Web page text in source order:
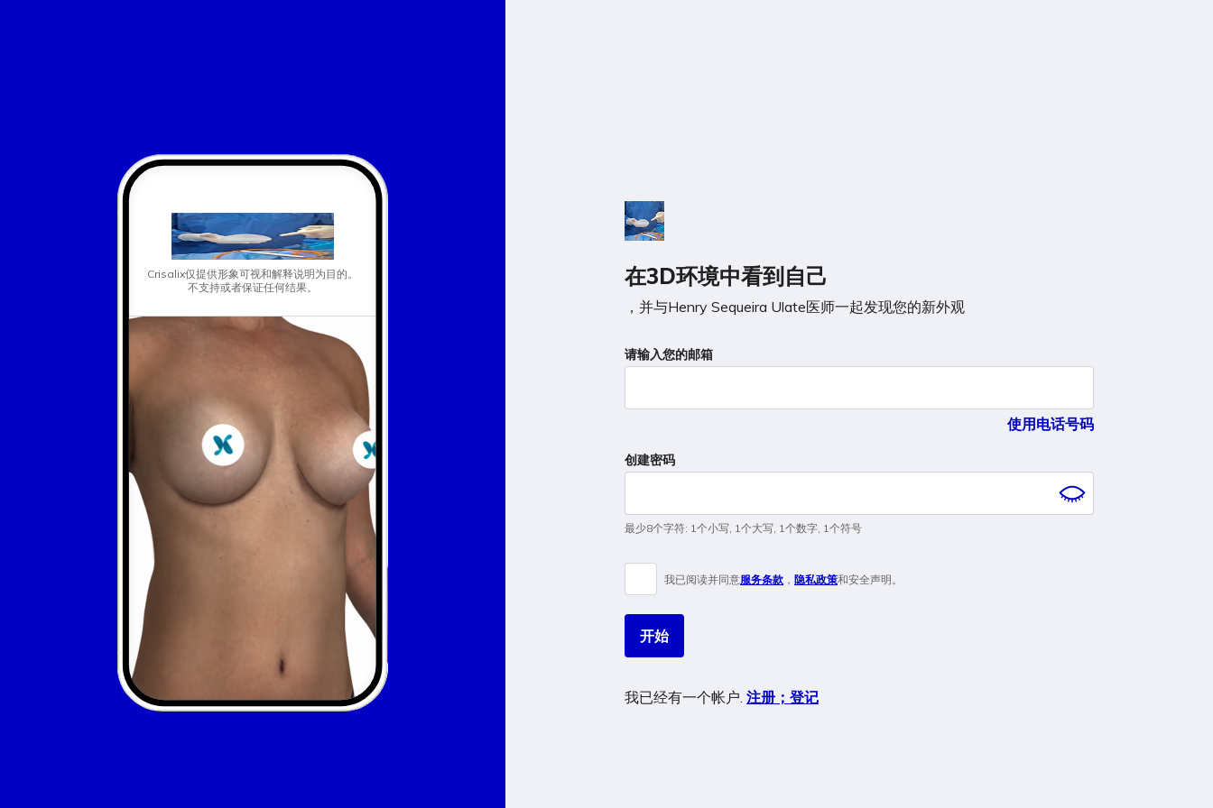
Crisalix仅提供形象可视和解释说明为目的。
不支持或者保证任何结果。
在3D环境中看到自己
，并与Henry Sequeira Ulate医师一起发现您的新外观
If
a
ignore
this
请输入您的邮箱
使用电话号码
创建密码
最少8个字符: 1个小写 1个大写 1个数字 1个符号
我已阅读并同意服务条款 ， 隐私政策和安全声明。
开始
我已经有一个帐户. 注册；登记